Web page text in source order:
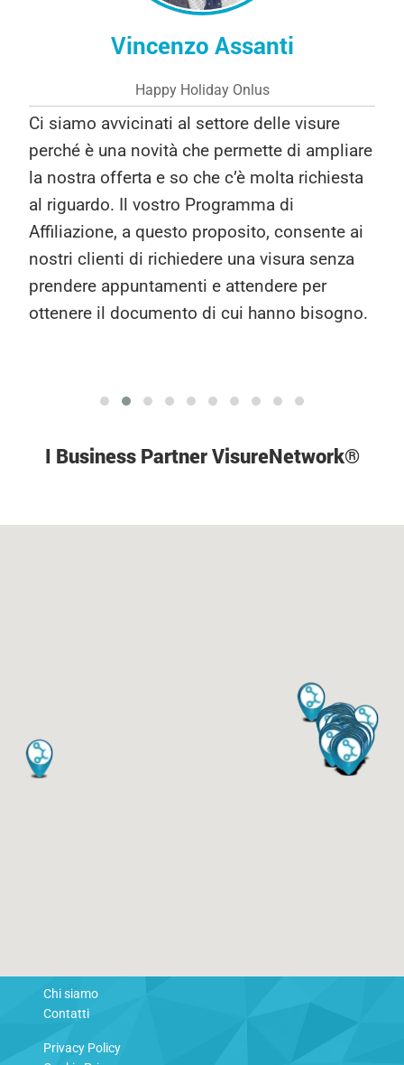
Vincenzo Assanti
Happy Holiday Onlus
Ci siamo avvicinati al settore delle visure
perché è una novità che permette di ampliare
la nostra offerta e so che c’è molta richiesta
al riguardo. Il vostro Programma di
Affiliazione, a questo proposito, consente ai
nostri clienti di richiedere una visura senza
prendere appuntamenti e attendere per
ottenere il documento di cui hanno bisogno.
I Business Partner VisureNetwork®
Chi siamo
Contatti
Privacy Policy